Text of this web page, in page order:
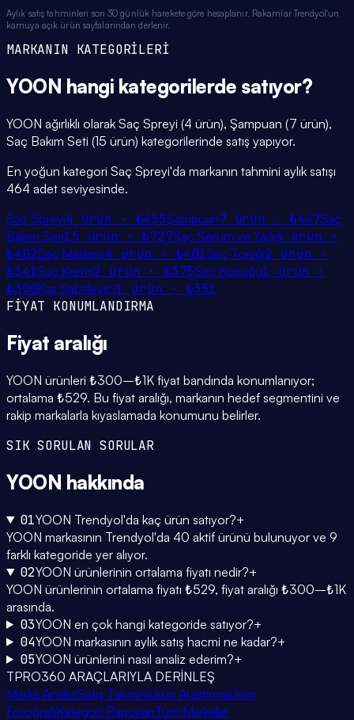
Aylık satış tahminleri son 30 günlük harekete göre hesaplanır. Rakamlar Trendyol'un
kamuya açık ürün sayfalarından derlenir.
MARKANIN KATEGORİLERİ
YOON hangi kategorilerde satıyor?
YOON ağırlıklı olarak Saç Spreyi (4 ürün), Şampuan (7 ürün),
Saç Bakım Seti (15 ürün) kategorilerinde satış yapıyor.
En yoğun kategori Saç Spreyi'da markanın tahmini aylık satışı
464 adet seviyesinde.
Saç Spreyi4 ürün · ₺455Şampuan7ürün · ₺447Saç
Bakım Seti15 ürün ·₺727Saç Serum ve Yağı4 ürün ·
₺402Saç Maskesi4 ürün · ₺401Saç Toniği2
ürün ·
₺341Saç Kremi2 ürün · ₺375Saç Köpüğü1
ürün ·
₺300Kaş Sabitleyici1 ürün · ₺351
FİYAT KONUMLANDIRMA
Fiyat aralığı
YOON ürünleri ₺300–₺1K fiyat bandında konumlanıyor;
ortalama ₺529. Bu fiyat aralığı, markanın hedef segmentini ve
rakip markalarla kıyaslamada konumunu belirler.
SIK SORULAN SORULAR
YOON hakkında
01YOON Trendyol'da kaç ürün satıyor?+
YOON markasının Trendyol'da 40 aktif ürünü bulunuyor ve 9
farklı kategoride yer alıyor.
02YOON ürünlerinin ortalama fiyatı nedir?+
YOON ürünlerinin ortalama fiyatı ₺529, fiyat aralığı ₺300–₺1K
arasında.
03YOON en çok hangi kategoride satıyor?+
04YOON markasının aylık satış hacmi ne kadar?+
05YOON ürünlerini nasıl analiz ederim?+
TPRO360 ARAÇLARIYLA DERİNLEŞ
Marka AnaliziSatış TahminiÜrün AraştırmaÜrün
FotoğrafıKategori RaporlarıTüm Markalar